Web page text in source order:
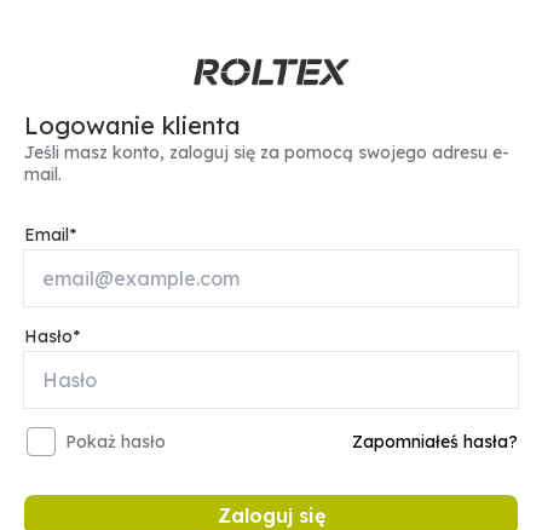
Logowanie klienta
Jeśli masz konto, zaloguj się za pomocą swojego adresu e-
mail.
Email
Hasło
Pokaż hasło Zapomniałeś hasła?
Zaloguj się